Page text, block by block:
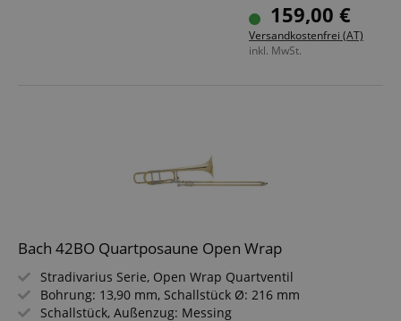
Inkl. Leichtkoffer, Mundstück, Putztuch & Handschuhe
159,00 €
Versandkostenfrei (AT)
inkl. MwSt.
Bach 42BO Quartposaune Open Wrap
Stradivarius Serie, Open Wrap Quartventil
Bohrung: 13,90 mm, Schallstück Ø: 216 mm
Schallstück, Außenzug: Messing